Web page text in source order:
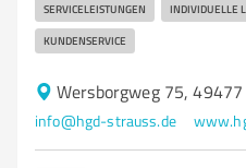
SERVICELEISTUNGEN INDIVIDUELLE
KUNDENSERVICE
Wersborgweg 75,
info@hgd-strauss.de